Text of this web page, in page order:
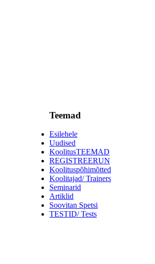
Teemad
Esilehele
Uudised
KoolitusTEEMAD
REGISTREERUN
Koolituspõhimõtted
Koolitajad/ Trainers
Seminarid
Artiklid
Soovitan Spetsi
TESTID/ Tests